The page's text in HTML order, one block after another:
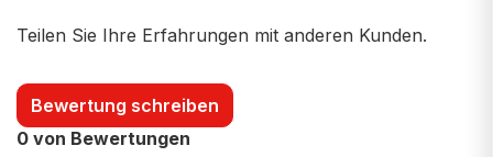
Teilen Sie Ihre Erfahrungen mit anderen Kunden.
Bewertung schreiben
0 von Bewertungen